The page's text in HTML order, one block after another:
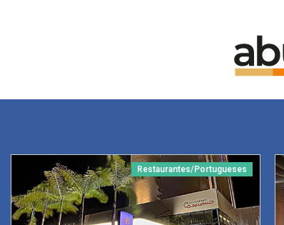
Restaurantes/Portugueses